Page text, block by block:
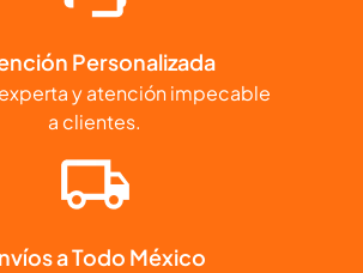
Personalizada
y atención impecable
a clientes.
a Todo México